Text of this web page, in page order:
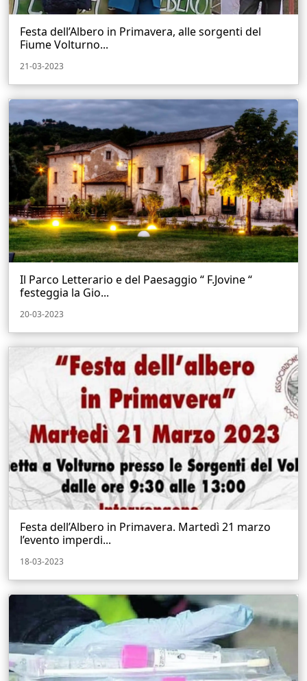
Festa dell’Albero in Primavera, alle sorgenti del
Fiume Volturno...
21-03-2023
Il Parco Letterario e del Paesaggio “ F.Jovine “
festeggia la Gio...
20-03-2023
Festa dell’Albero in Primavera. Martedì 21 marzo
l’evento imperdi...
18-03-2023